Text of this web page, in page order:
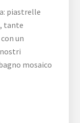
piastrelle
tante
un
mosaico